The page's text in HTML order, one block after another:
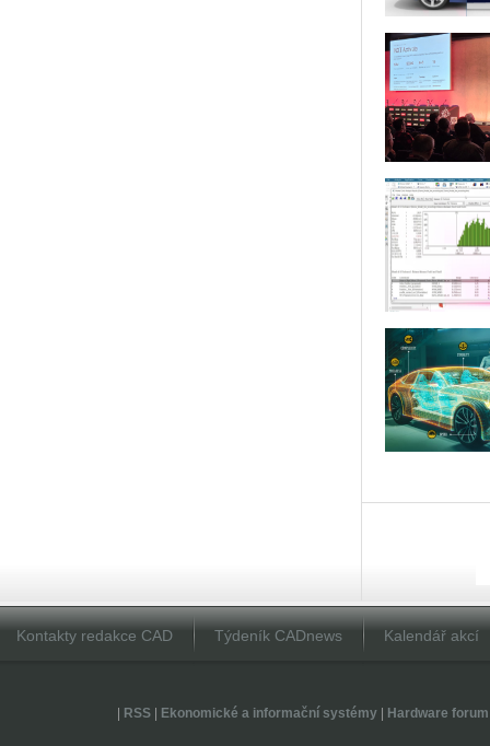
Kontakty redakce CAD Týdeník CADnews Kalendář akcí
RSS| Ekonomické a informační systémy| Hardware forum